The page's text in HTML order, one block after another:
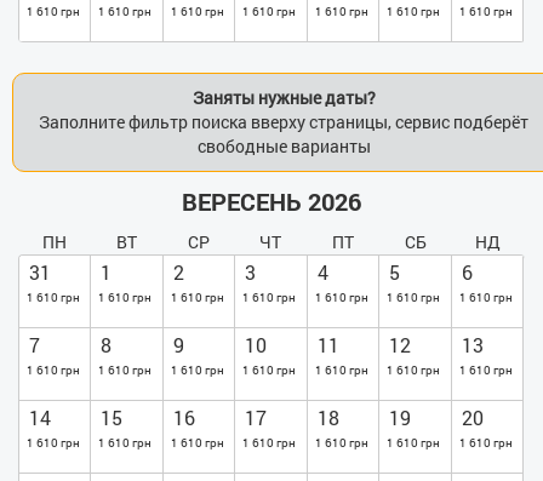
1 610 грн 1 610 грн 1 610 грн 1 610 грн 1 610 грн 1 610 грн 1 610 грн
Заняты нужные даты?
Заполните фильтр поиска вверху страницы, сервис подберёт
свободные варианты
ВЕРЕСЕНЬ 2026
ПН ВТ СР ЧТ ПТ СБ НД
31
1 610 грн
1
1 610 грн
2
1 610 грн
3
1 610 грн
4
1 610 грн
5
1 610 грн
6
1 610 грн
7
1 610 грн
8
1 610 грн
9
1 610 грн
10
1 610 грн
11
1 610 грн
12
1 610 грн
13
1 610 грн
14
1 610 грн
15
1 610 грн
16
1 610 грн
17
1 610 грн
18
1 610 грн
19
1 610 грн
20
1 610 грн